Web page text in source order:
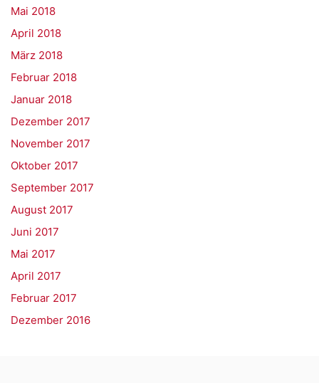
Mai 2018
April 2018
März 2018
Februar 2018
Januar 2018
Dezember 2017
November 2017
Oktober 2017
September 2017
August 2017
Juni 2017
Mai 2017
April 2017
Februar 2017
Dezember 2016